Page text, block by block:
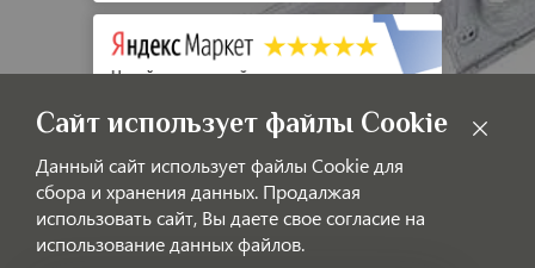
© LAOTIGGO — Интернет-магазин автозапчастей для китайских
Сайт использует файлы Cookie
Данный сайт использует файлы Cookie для
сбора и хранения данных. Продалжая
использовать сайт, Вы даете свое согласие на
использование данных файлов.